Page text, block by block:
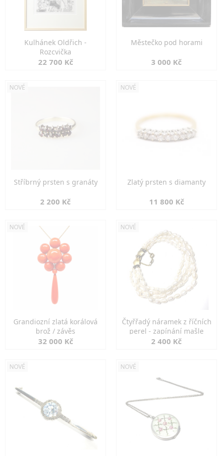
Kulhánek Oldřich -
Rozcvička
22 700 Kč
Městečko pod horami
3 000 Kč
NOVÉ
Stříbrný prsten s granáty
2 200 Kč
NOVÉ
Zlatý prsten s diamanty
11 800 Kč
NOVÉ
Grandiozní zlatá korálová
brož / závěs
32 000 Kč
NOVÉ
Čtyřřadý náramek z říčních
perel - zapínání mašle
2 400 Kč
NOVÉ NOVÉ